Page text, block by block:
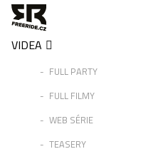
VIDEA
FULL PARTY
FULL FILMY
WEB SÉRIE
TEASERY